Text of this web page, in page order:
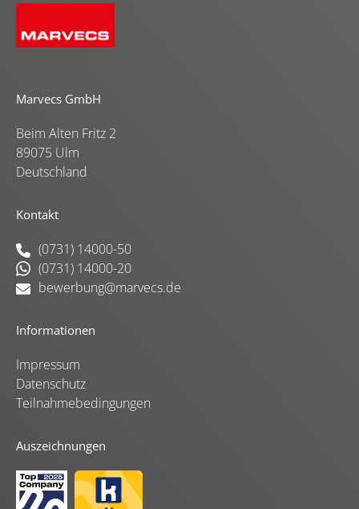
Marvecs GmbH
Beim Alten Fritz 2
89075 Ulm
Deutschland
Kontakt
(0731) 14000-50
(0731) 14000-20
bewerbung@marvecs.de
Informationen
Impressum
Datenschutz
Teilnahmebedingungen
Auszeichnungen